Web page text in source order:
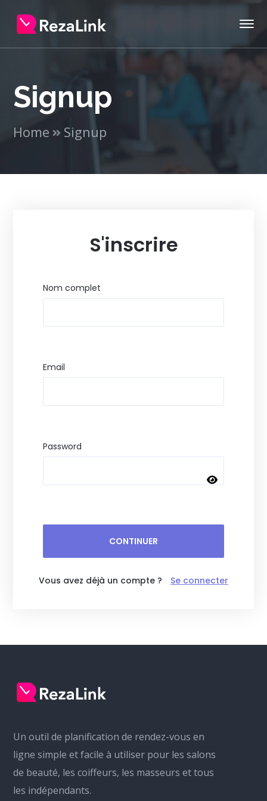
Signup
Home Signup
S'inscrire
Nom complet
Email
Password
CONTINUER
Vous avez déjà un compte ? Se connecter
Un outil de planification de rendez-vous en
ligne simple et facile à utiliser pour les salons
de beauté, les coiffeurs, les masseurs et tous
les indépendants.